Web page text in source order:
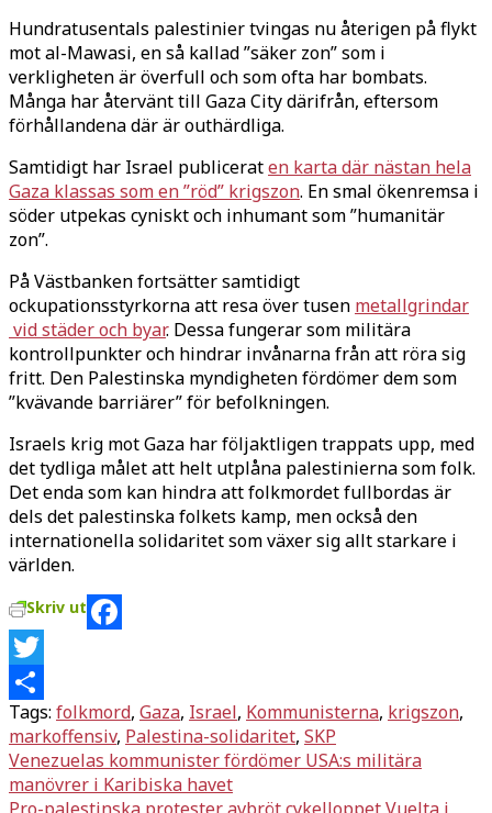
Hundratusentals palestinier tvingas nu återigen på flykt
mot al-Mawasi, en så kallad ”säker zon” som i
verkligheten är överfull och som ofta har bombats.
Många har återvänt till Gaza City därifrån, eftersom
förhållandena där är outhärdliga.
Samtidigt har Israel publiceraten karta där nästan hela
Gaza klassas som en ”röd” krigszon. En smal ökenremsa i
söder utpekas cyniskt och inhumant som ”humanitär
zon”.
På Västbanken fortsätter samtidigt
ockupationsstyrkorna att resa över tusen metallgrindar
vid städer och byar. Dessa fungerar som militära
kontrollpunkter och hindrar invånarna från att röra sig
fritt. Den Palestinska myndigheten fördömer dem som
”kvävande barriärer” för befolkningen.
Israels krig mot Gaza har följaktligen trappats upp, med
det tydliga målet att helt utplåna palestinierna som folk.
Det enda som kan hindra att folkmordet fullbordas är
dels det palestinska folkets kamp, men också den
internationella solidaritet som växer sig allt starkare i
världen.
Skriv ut
Facebook
Twitter
Dela
Tags: folkmord, Gaza, Israel, Kommunisterna, krigszon,
markoffensiv, Palestina-solidaritet, SKP
Inläggsnavigering
Venezuelas kommunister fördömer USA:s militära
manövrer i Karibiska havet